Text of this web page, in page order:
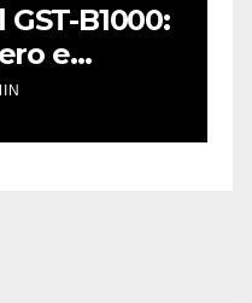
B1000:
e